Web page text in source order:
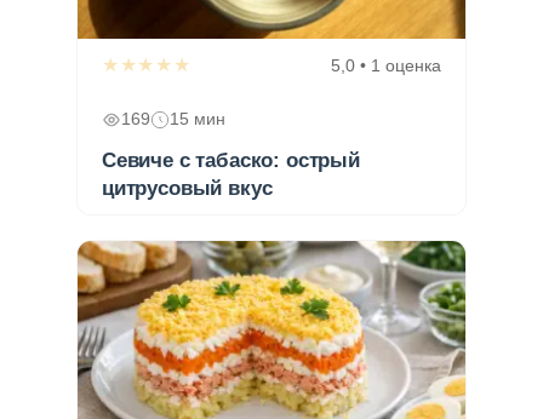
★★★★★ 5,0 • 1 оценка
169 15 мин
Севиче с табаско: острый
цитрусовый вкус